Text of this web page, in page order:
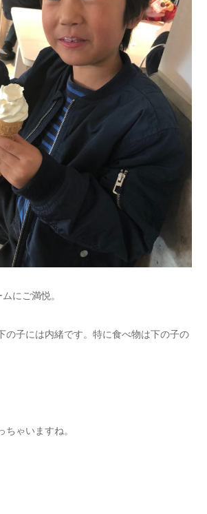
にご満悦。
の子には内緒です。特に食べ物は下の子の
ゃいますね。